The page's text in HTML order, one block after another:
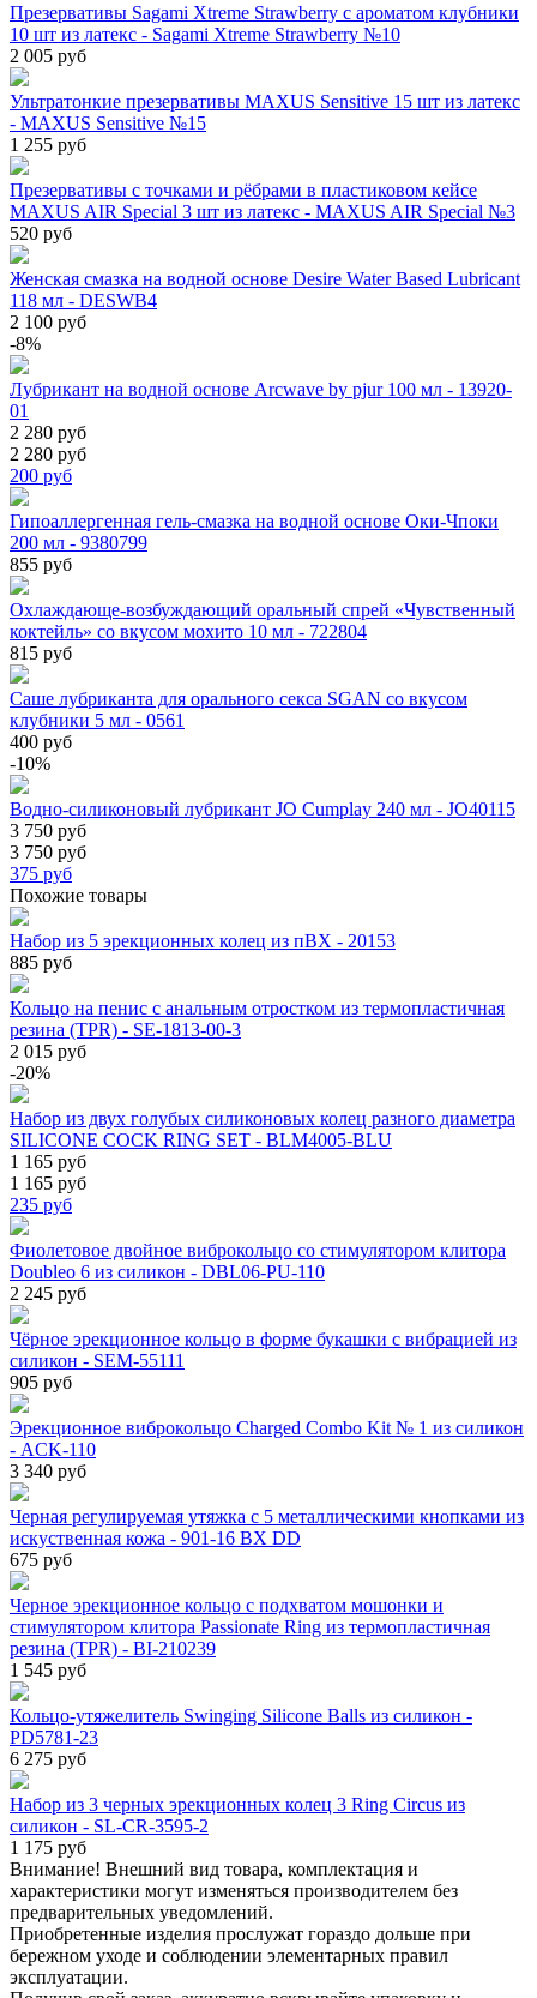
Презервативы Sagami Xtreme Strawberry c ароматом клубники
10 шт из латекс - Sagami Xtreme Strawberry №10
2 005 руб
Ультратонкие презервативы MAXUS Sensitive 15 шт из латекс
- MAXUS Sensitive №15
1 255 руб
Презервативы с точками и рёбрами в пластиковом кейсе
MAXUS AIR Special 3 шт из латекс - MAXUS AIR Special №3
520 руб
Женская смазка на водной основе Desire Water Based Lubricant
118 мл - DESWB4
2 100 руб
-8%
Лубрикант на водной основе Arcwave by pjur 100 мл - 13920-
01
2 280 руб
2 280 руб
200 руб
Гипоаллергенная гель-смазка на водной основе Оки-Чпоки
200 мл - 9380799
855 руб
Охлаждающе-возбуждающий оральный спрей «Чувственный
коктейль» со вкусом мохито 10 мл - 722804
815 руб
Саше лубриканта для орального секса SGAN со вкусом
клубники 5 мл - 0561
400 руб
-10%
Водно-силиконовый лубрикант JO Cumplay 240 мл - JO40115
3 750 руб
3 750 руб
375 руб
Похожие товары
Набор из 5 эрекционных колец из пВХ - 20153
885 руб
Кольцо на пенис с анальным отростком из термопластичная
резина (TPR) - SE-1813-00-3
2 015 руб
-20%
Набор из двух голубых силиконовых колец разного диаметра
SILICONE COCK RING SET - BLM4005-BLU
1 165 руб
1 165 руб
235 руб
Фиолетовое двойное виброкольцо со стимулятором клитора
Doubleo 6 из силикон - DBL06-PU-110
2 245 руб
Чёрное эрекционное кольцо в форме букашки с вибрацией из
силикон - SEM-55111
905 руб
Эрекционное виброкольцо Charged Combo Kit № 1 из силикон
- ACK-110
3 340 руб
Черная регулируемая утяжка с 5 металлическими кнопками из
искуственная кожа - 901-16 BX DD
675 руб
Черное эрекционное кольцо с подхватом мошонки и
стимулятором клитора Passionate Ring из термопластичная
резина (TPR) - BI-210239
1 545 руб
Кольцо-утяжелитель Swinging Silicone Balls из силикон -
PD5781-23
6 275 руб
Набор из 3 черных эрекционных колец 3 Ring Circus из
силикон - SL-CR-3595-2
1 175 руб
Внимание! Внешний вид товара, комплектация и
характеристики могут изменяться производителем без
предварительных уведомлений.
Приобретенные изделия прослужат гораздо дольше при
бережном уходе и соблюдении элементарных правил
эксплуатации.